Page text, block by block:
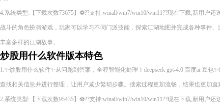
4.系统类型:【下载次数73675】⚽??支持:winall/win7/win10/win11??现在下载,新用户
战斗的角色扮演游戏，玩家可以学习不同门派技能，探索江湖地图并完成各种事件
丰富多样的江湖故事。
炒股用什么软件版本特色
1.✨炒股用什么软件✨从问题到答案，全程智能化处理！deepseek gpt-4.0 百度ai 豆包
查找相关信息并进行整理，让用户减少繁琐步骤。搜索过程更加流畅，结果也更加直
2.系统类型:【下载次数95435】⚽??支持:winall/win7/win10/win11??现在下载,新用户